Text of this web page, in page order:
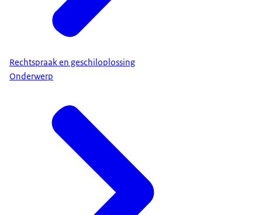
Rechtspraak en geschiloplossing
Onderwerp